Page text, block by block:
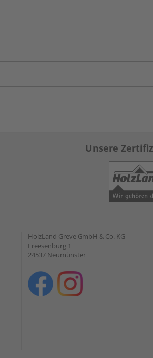
Unsere
HolzLand Greve GmbH & Co. KG
Freesenburg 1
24537 Neumünster